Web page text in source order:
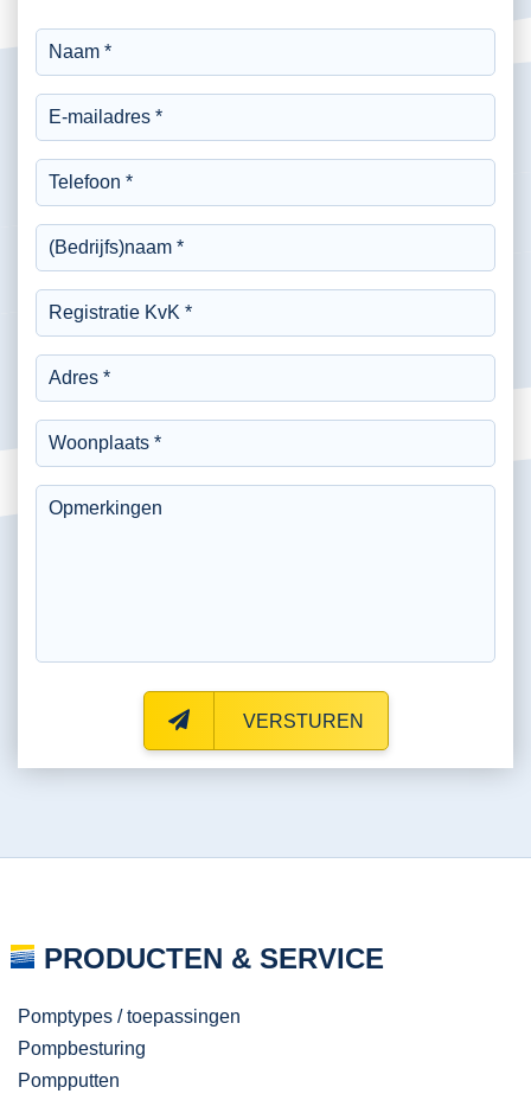
VERSTUREN
PRODUCTEN & SERVICE
Pomptypes / toepassingen
Pompbesturing
Pompputten